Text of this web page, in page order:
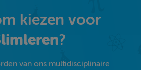
kiezen voor
?
van ons multidisciplinaire